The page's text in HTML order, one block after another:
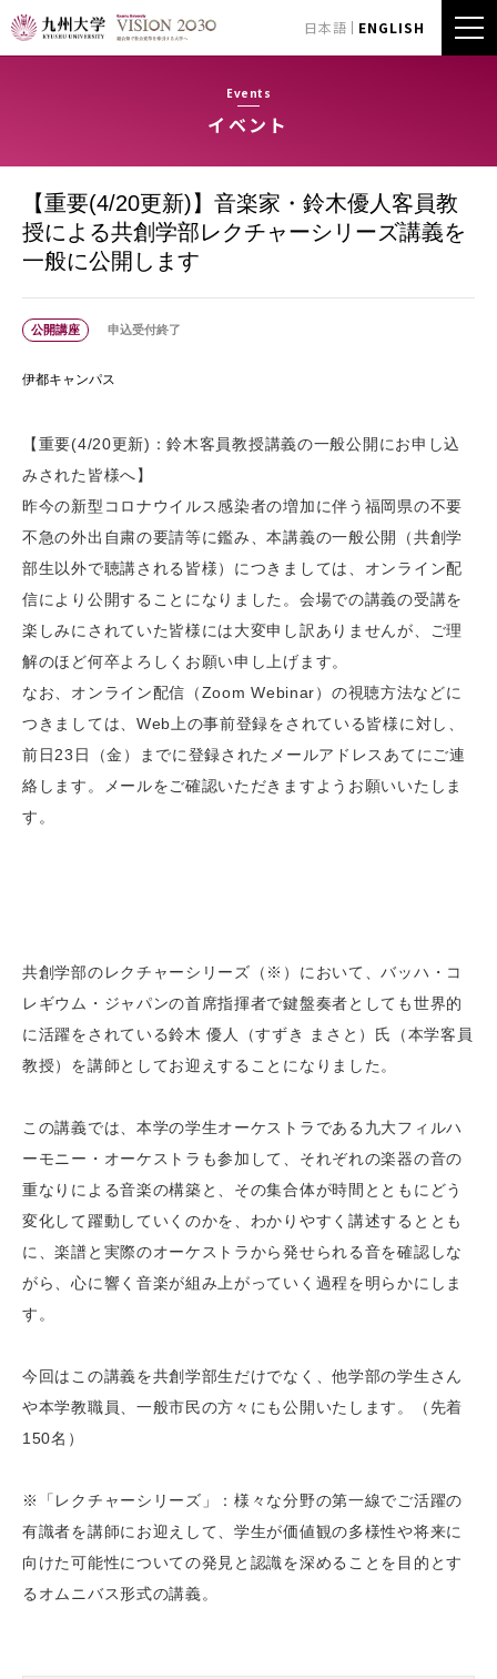
日本語 ENGLISH
Events
イベント
【重要(4/20更新)】音楽家・鈴木優人客員教
授による共創学部レクチャーシリーズ講義を
一般に公開します
公開講座 申込受付終了
伊都キャンパス
【重要(4/20更新)：鈴木客員教授講義の一般公開にお申し込
みされた皆様へ】
昨今の新型コロナウイルス感染者の増加に伴う福岡県の不要
不急の外出自粛の要請等に鑑み、本講義の一般公開（共創学
部生以外で聴講される皆様）につきましては、オンライン配
信により公開することになりました。会場での講義の受講を
楽しみにされていた皆様には大変申し訳ありませんが、ご理
解のほど何卒よろしくお願い申し上げます。
なお、オンライン配信（Zoom Webinar）の視聴方法などに
つきましては、Web上の事前登録をされている皆様に対し、
前日23日（金）までに登録されたメールアドレスあてにご連
絡します。メールをご確認いただきますようお願いいたしま
す。
共創学部のレクチャーシリーズ（※）において、バッハ・コ
レギウム・ジャパンの首席指揮者で鍵盤奏者としても世界的
に活躍をされている鈴木 優人（すずき まさと）氏（本学客員
教授）を講師としてお迎えすることになりました。
この講義では、本学の学生オーケストラである九大フィルハ
ーモニー・オーケストラも参加して、それぞれの楽器の音の
重なりによる音楽の構築と、その集合体が時間とともにどう
変化して躍動していくのかを、わかりやすく講述するととも
に、楽譜と実際のオーケストラから発せられる音を確認しな
がら、心に響く音楽が組み上がっていく過程を明らかにしま
す。
今回はこの講義を共創学部生だけでなく、他学部の学生さん
や本学教職員、一般市民の方々にも公開いたします。（先着
150名）
※「レクチャーシリーズ」：様々な分野の第一線でご活躍の
有識者を講師にお迎えして、学生が価値観の多様性や将来に
向けた可能性についての発見と認識を深めることを目的とす
るオムニバス形式の講義。